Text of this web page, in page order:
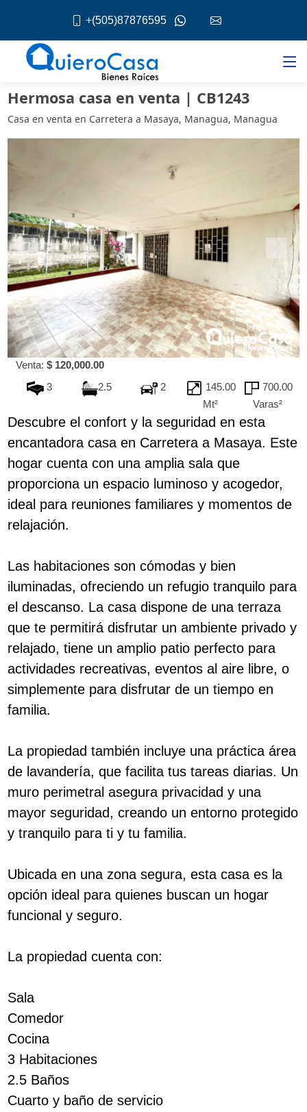
+(505)87876595
Hermosa casa en venta | CB1243
Casa en venta en Carretera a Masaya, Managua, Managua
Venta: $ 120,000.00
3
2.5 2
145.00
Mt²
700.00
Varas²
Descubre el confort y la seguridad en esta
encantadora casa en Carretera a Masaya. Este
hogar cuenta con una amplia sala que
proporciona un espacio luminoso y acogedor,
ideal para reuniones familiares y momentos de
relajación.
Las habitaciones son cómodas y bien
iluminadas, ofreciendo un refugio tranquilo para
el descanso. La casa dispone de una terraza
que te permitirá disfrutar un ambiente privado y
relajado, tiene un amplio patio perfecto para
actividades recreativas, eventos al aire libre, o
simplemente para disfrutar de un tiempo en
familia.
La propiedad también incluye una práctica área
de lavandería, que facilita tus tareas diarias. Un
muro perimetral asegura privacidad y una
mayor seguridad, creando un entorno protegido
y tranquilo para ti y tu familia.
Ubicada en una zona segura, esta casa es la
opción ideal para quienes buscan un hogar
funcional y seguro.
La propiedad cuenta con:
Sala
Comedor
Cocina
3 Habitaciones
2.5 Baños
Cuarto y baño de servicio